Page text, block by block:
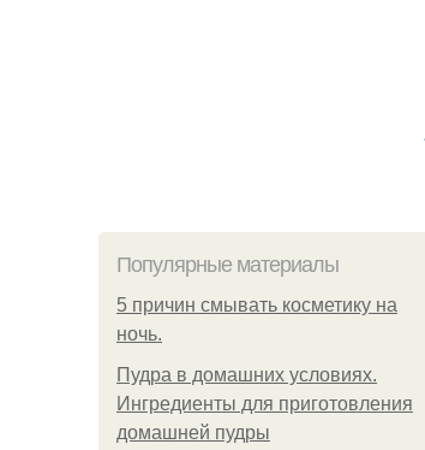
Популярные материалы
5 причин смывать косметику на
ночь.
Пудра в домашних условиях.
Ингредиенты для приготовления
домашней пудры